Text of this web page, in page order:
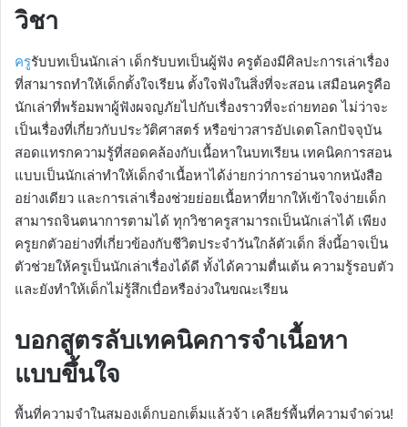
วิชา
ครูรับบทเป็นนักเล่า เด็กรับบทเป็นผู้ฟัง ครูต้องมีศิลปะการเล่าเรื่อง
ที่สามารถทำให้เด็กตั้งใจเรียน ตั้งใจฟังในสิ่งที่จะสอน เสมือนครูคือ
นักเล่าที่พร้อมพาผู้ฟังผจญภัยไปกับเรื่องราวที่จะถ่ายทอด ไม่ว่าจะ
เป็นเรื่องที่เกี่ยวกับประวัติศาสตร์ หรือข่าวสารอัปเดตโลกปัจจุบัน
สอดแทรกความรู้ที่สอดคล้องกับเนื้อหาในบทเรียน เทคนิคการสอน
แบบเป็นนักเล่าทำให้เด็กจำเนื้อหาได้ง่ายกว่าการอ่านจากหนังสือ
อย่างเดียว และการเล่าเรื่องช่วยย่อยเนื้อหาที่ยากให้เข้าใจง่ายเด็ก
สามารถจินตนาการตามได้ ทุกวิชาครูสามารถเป็นนักเล่าได้ เพียง
ครูยกตัวอย่างที่เกี่ยวข้องกับชีวิตประจำวันใกล้ตัวเด็ก สิ่งนี้อาจเป็น
ตัวช่วยให้ครูเป็นนักเล่าเรื่องได้ดี ทั้งได้ความตื่นเต้น ความรู้รอบตัว
และยังทำให้เด็กไม่รู้สึกเบื่อหรือง่วงในขณะเรียน
บอกสูตรลับเทคนิคการจำเนื้อหา
แบบขึ้นใจ
พื้นที่ความจำในสมองเด็กบอกเต็มแล้วจ้า เคลียร์พื้นที่ความจำด่วน!